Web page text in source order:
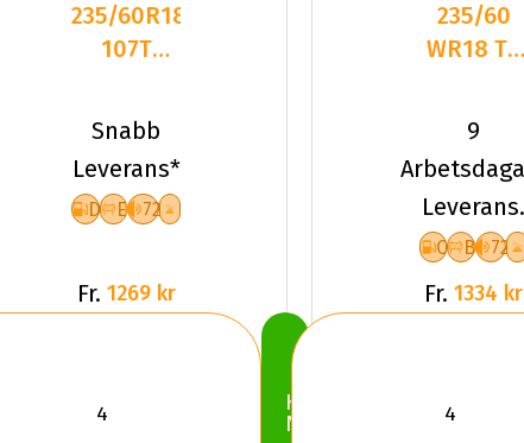
235/60R18
107T
SoftFrost200
XL
Snabb
Leverans*
D E 72
Fr. 1269 kr
Köp
Nu
235/60
WR18 TL
YOKO
BLUEARTH
4S AW21
XL
9
Leverans.
C B 72
Fr. 1334 kr